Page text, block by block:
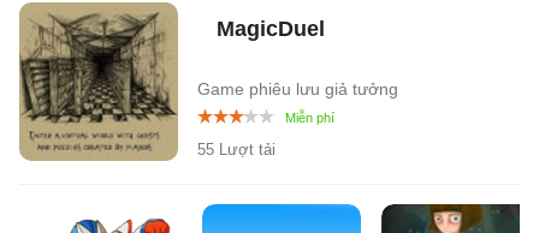
MagicDuel
Game phiêu lưu giả tưởng
55 Lượt tải